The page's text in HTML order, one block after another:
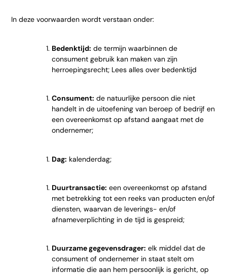
In deze voorwaarden wordt verstaan onder:
Bedenktijd: de termijn waarbinnen de
consument gebruik kan maken van zijn
herroepingsrecht; Leesalles over bedenktijd
Consument: de natuurlijke persoon die niet
handelt in de uitoefening van beroep of bedrijf en
een overeenkomst op afstand aangaat met de
ondernemer;
Dag: kalenderdag;
Duurtransactie: een overeenkomst op afstand
met betrekking tot een reeks van producten en/of
diensten, waarvan de leverings- en/of
afnameverplichting in de tijd is gespreid;
Duurzame gegevensdrager: elk middel dat de
consument of ondernemer in staat stelt om
informatie die aan hem persoonlijk is gericht, op